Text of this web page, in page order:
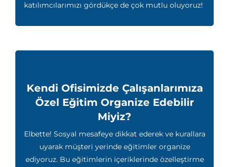
katılımcılarımızı gördükçe de çok mutlu oluyoruz!
Kendi Ofisimizde Çalışanlarımıza
Özel Eğitim Organize Edebilir
Miyiz?
Elbette! Sosyal mesafeye dikkat ederek ve kurallara
uyarak müşteri yerinde eğitimler organize
ediyoruz. Bu eğitimlerin içeriklerinde özelleştirme